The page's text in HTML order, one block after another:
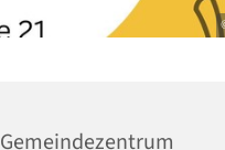
Gemeindezentrum